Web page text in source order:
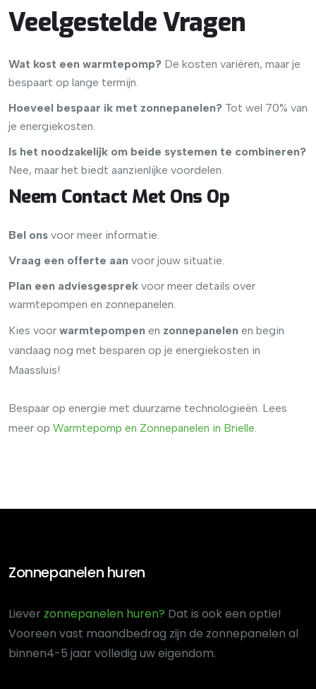
Veelgestelde Vragen
Wat kost een warmtepomp? De kosten variëren, maar je
bespaart op lange termijn.
Hoeveel bespaar ik met zonnepanelen? Tot wel 70% van
je energiekosten.
Is het noodzakelijk om beide systemen te combineren?
Nee, maar het biedt aanzienlijke voordelen.
Neem Contact Met Ons Op
Bel ons voor meer informatie.
Vraag een offerte aan voor jouw situatie.
Plan een adviesgesprek voor meer details over
warmtepompen en zonnepanelen.
Kies voor warmtepompen en zonnepanelen en begin
vandaag nog met besparen op je energiekosten in
Maassluis!
Bespaar op energie met duurzame technologieën. Lees
meer op Warmtepomp en Zonnepanelen in Brielle.
Zonnepanelen huren
Liever zonnepanelen huren? Dat is ook een optie!
Vooreen vast maandbedrag zijn de zonnepanelen al
binnen4-5 jaar volledig uw eigendom.